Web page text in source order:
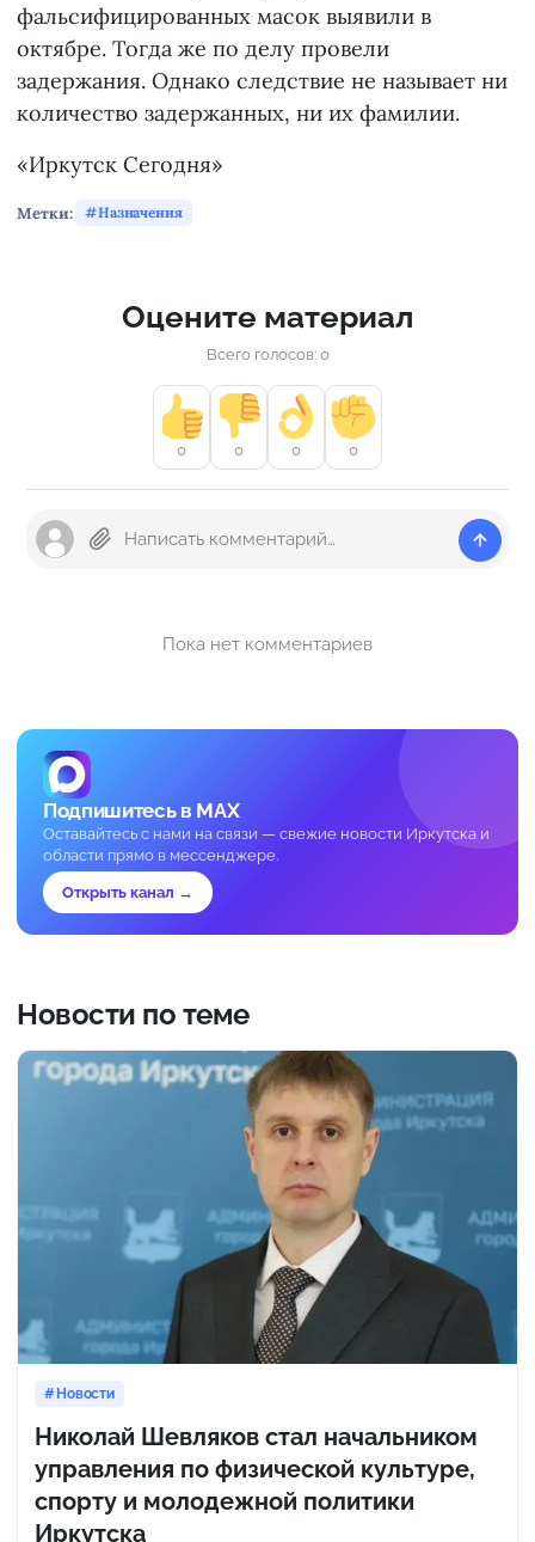
фальсифицированных масок выявили в
октябре. Тогда же по делу провели
задержания. Однако следствие не называет ни
количество задержанных, ни их фамилии.
«Иркутск Сегодня»
Метки: Назначения
Оцените материал
Всего голосов: 0
0 0 0 0
Пока нет комментариев
Подпишитесь в MAX
Оставайтесь с нами на связи — свежие новости Иркутска и
области прямо в мессенджере.
Открыть канал →
Новости по теме
Новости
Николай Шевляков стал начальником
управления по физической культуре,
спорту и молодежной политики
Иркутска